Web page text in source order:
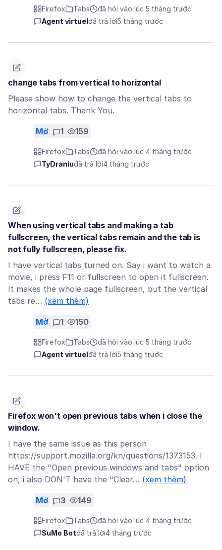
Firefox Tabs
đã hỏi vào lúc 5 tháng trước
Agent virtuel đã trả lời5 tháng trước
change tabs from vertical to horizontal
Please show how to change the vertical tabs to
horizontal tabs. Thank You.
Mở 1 159
Firefox Tabs
đã hỏi vào lúc 4 tháng trước
TyDraniuđã trả lời4 tháng trước
When using vertical tabs and making a tab
fullscreen, the vertical tabs remain and the tab is
not fully fullscreen, please fix.
I have vertical tabs turned on. Say i want to watch a
movie, i press F11 or fullscreen to open it fullscreen.
It makes the whole page fullscreen, but the vertical
tabs re… (xem thêm)
Mở 1 150
Firefox Tabs
đã hỏi vào lúc 5 tháng trước
Agent virtuel đã trả lời5 tháng trước
Firefox won't open previous tabs when i close the
window.
I have the same issue as this person
https://support.mozilla.org/kn/questions/1373153. I
HAVE the "Open previous windows and tabs" option
on, i also DON'T have the "Clear… (xem thêm)
Mở 3 149
Firefox Tabs
đã hỏi vào lúc 4 tháng trước
SuMo Botđã trả lời4 tháng trước